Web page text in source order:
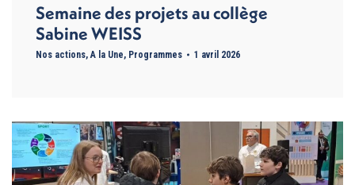
Semaine des projets au collège
Sabine WEISS
Nos actions, A la Une, Programmes 1 avril 2026